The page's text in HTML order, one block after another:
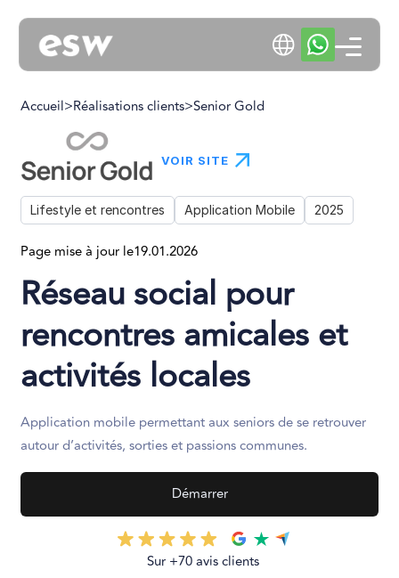
Accueil>Réalisations clients>Senior Gold
VOIR SITE
Lifestyle et rencontres Application Mobile 2025
Page mise à jour le19.01.2026
Réseau social pour
rencontres amicales et
activités locales
Application mobile permettant aux seniors de se retrouver
autour d’activités, sorties et passions communes.
Démarrer
Sur +70 avis clients